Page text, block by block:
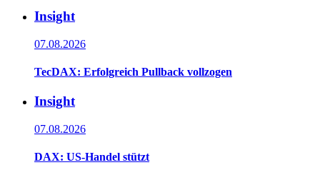
Insight
07.08.2026
TecDAX: Erfolgreich Pullback vollzogen
Insight
07.08.2026
DAX: US-Handel stützt